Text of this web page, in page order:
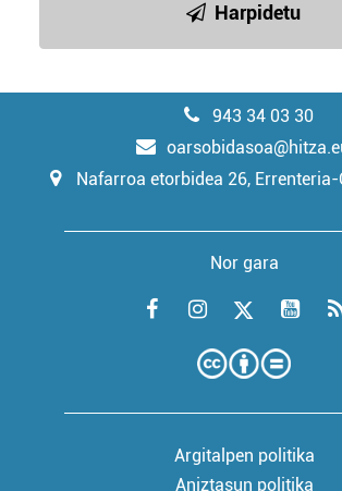
Harpidetu
943 34 03 30
Nafarroa etorbidea 26,
Nor gara
Argitalpen politika
Aniztasun politika